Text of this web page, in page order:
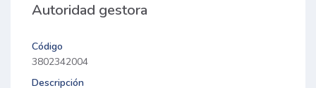
Autoridad gestora
Código
3802342004
Descripción